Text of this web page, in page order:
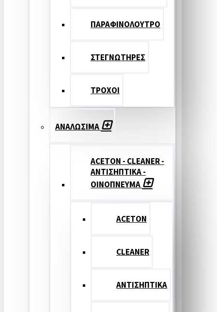
ΠΑΡΑΦΙΝΟΛΟΥΤΡΟ
ΣΤΕΓΝΩΤΗΡΕΣ
ΤΡΟΧΟΙ
ΑΝΑΛΩΣΙΜΑ
ACETON - CLEANER -
ΑΝΤΙΣΗΠΤΙΚΑ -
ΟΙΝΟΠΝΕΥΜΑ
ACETON
CLEANER
ΑΝΤΙΣΗΠΤΙΚΑ